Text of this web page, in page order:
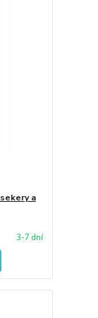
a
3-7 dní